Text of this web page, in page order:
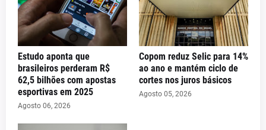
Estudo aponta que
brasileiros perderam R$
62,5 bilhões com apostas
esportivas em 2025
Agosto 06, 2026
Copom reduz Selic para 14%
ao ano e mantém ciclo de
cortes nos juros básicos
Agosto 05, 2026